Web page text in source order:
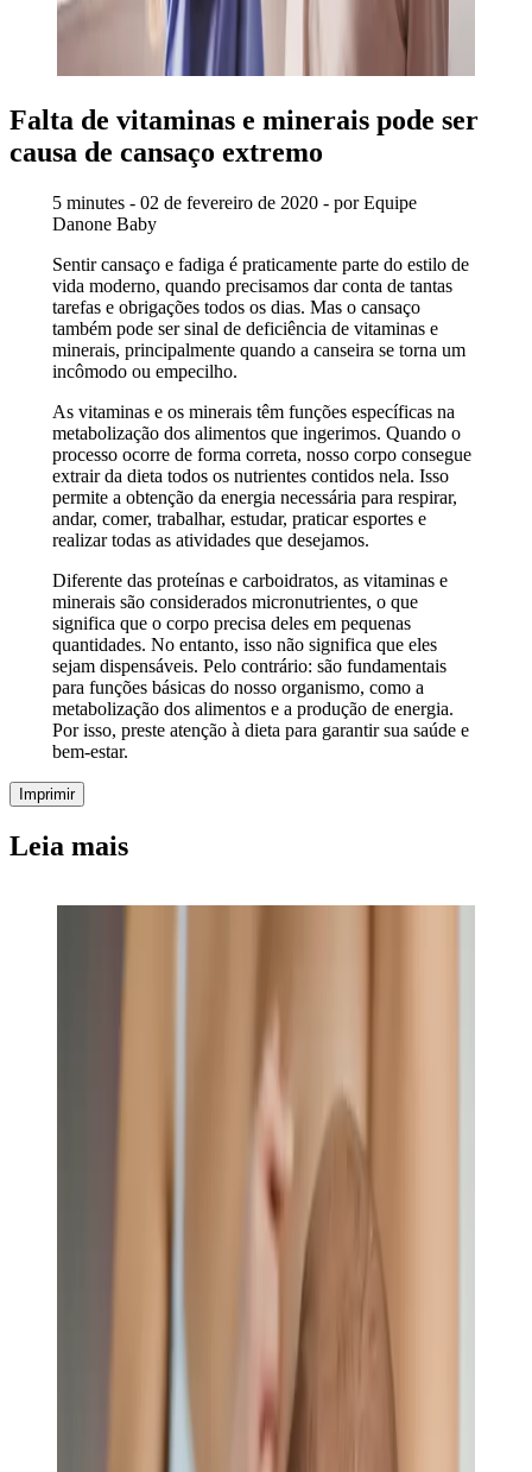
Falta de vitaminas e minerais pode ser
causa de cansaço extremo
5 minutes - 02 de fevereiro de 2020 - por Equipe
Danone Baby
Sentir cansaço e fadiga é praticamente parte do estilo de
vida moderno, quando precisamos dar conta de tantas
tarefas e obrigações todos os dias. Mas o cansaço
também pode ser sinal de deficiência de vitaminas e
minerais, principalmente quando a canseira se torna um
incômodo ou empecilho.
As vitaminas e os minerais têm funções específicas na
metabolização dos alimentos que ingerimos. Quando o
processo ocorre de forma correta, nosso corpo consegue
extrair da dieta todos os nutrientes contidos nela. Isso
permite a obtenção da energia necessária para respirar,
andar, comer, trabalhar, estudar, praticar esportes e
realizar todas as atividades que desejamos.
Diferente das proteínas e carboidratos, as vitaminas e
minerais são considerados micronutrientes, o que
significa que o corpo precisa deles em pequenas
quantidades. No entanto, isso não significa que eles
sejam dispensáveis. Pelo contrário: são fundamentais
para funções básicas do nosso organismo, como a
metabolização dos alimentos e a produção de energia.
Por isso, preste atenção à dieta para garantir sua saúde e
bem-estar.
Imprimir
Leia mais